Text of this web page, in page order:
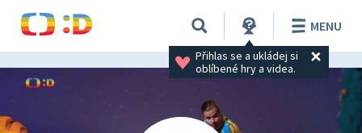
Přihlas se a ukládej si
oblíbené hry a videa.
MENU